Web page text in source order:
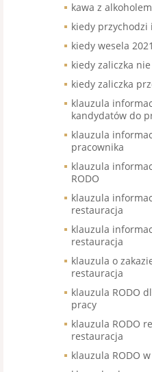
kawa z
kiedy przychodzi
kiedy wesela 2021
kiedy zaliczka
kiedy zaliczka
klauzula
kandydatów do
klauzula
pracownika
klauzula
RODO
klauzula
restauracja
klauzula
restauracja
klauzula o
restauracja
klauzula RODO
pracy
klauzula RODO
restauracja
klauzula RODO